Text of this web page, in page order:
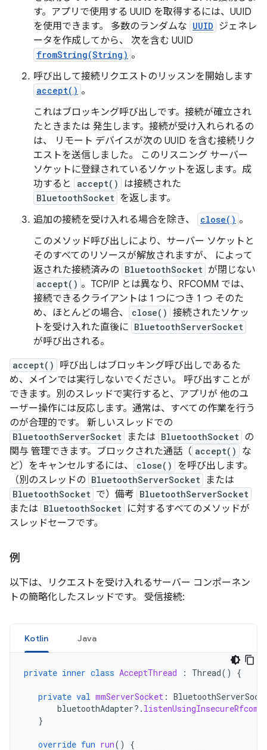
す。アプリで使用する UUID を取得するには、UUID
を使用できます。 多数のランダムな UUID ジェネレ
ータを作成してから、 次を含む UUID
fromString(String) 。
呼び出して接続リクエストのリッスンを開始します
accept() 。
これはブロッキング呼び出しです。接続が確立され
たときまたは 発生します。接続が受け入れられるの
は、 リモート デバイスが次の UUID を含む接続リク
エストを送信しました。 このリスニング サーバー
ソケットに登録されているソケットを返します。成
功すると
accept() は接続された
BluetoothSocket を返します。
追加の接続を受け入れる場合を除き、
close() 。
このメソッド呼び出しにより、サーバー ソケットと
そのすべてのリソースが解放されますが、 によって
返された接続済みの BluetoothSocket が閉じない
accept() 。TCP/IP とは異なり、RFCOMM では、
接続できるクライアントは 1 つにつき 1 つ そのた
め、ほとんどの場合、
close() 接続されたソケッ
トを受け入れた直後に BluetoothServerSocket
が呼び出される。
accept()
呼び出しはブロッキング呼び出しであるた
め、メインでは実行しないでください。 呼び出すことが
できます。別のスレッドで実行すると、アプリが 他のユ
ーザー操作には反応します。通常は、すべての作業を行う
のが合理的です。 新しいスレッドでの
BluetoothServerSocket または BluetoothSocket の
関与 管理できます。ブロックされた通話（ accept()
な
ど）をキャンセルするには、
close()
を呼び出します。
（別のスレッドの BluetoothServerSocket または
BluetoothSocket で）備考 BluetoothServerSocket
または BluetoothSocket に対するすべてのメソッドが
スレッドセーフです。
例
以下は、リクエストを受け入れるサーバー コンポーネン
トの簡略化したスレッドです。 受信接続:
Kotlin Java
private inner class AcceptThread : Thread() {
private val mmServerSocket :
bluetoothAdapter?.
}
override fun run()
{